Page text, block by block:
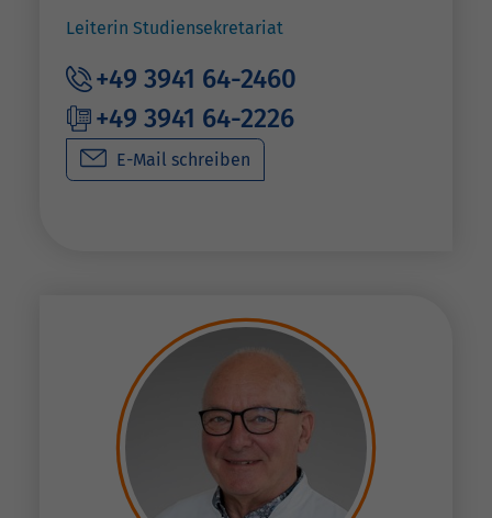
Leiterin Studiensekretariat
+49 3941 64-2460
+49 3941 64-2226
E-Mail schreiben